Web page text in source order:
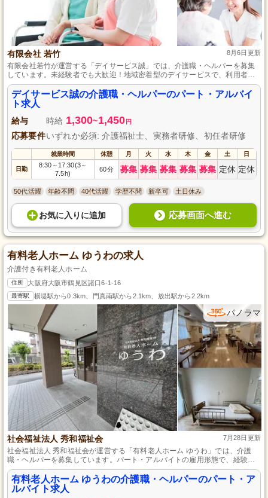
有限会社 若竹 8月6日更新
有限会社若竹が運営する「デイサービス誠」では、介護職・ヘルパーを募集
しています。未経験者でも大歓迎！地域密着型のデイサービスで、利用者様
と温かい交流を持ちながら働けるアットホームな環境です。あなたのやさし
さとサポート精神を活かして、一緒に素敵な時間をつくりましょう。パー
ト・アルバイトの柔軟な働き方が可能です。皆様のご応募をお待ちしており
ます。
デイサービス誠の介護職・ヘルパーのパート・アルバイ
ト求人
給与 時給 1,300~1,450 円
応募要件いずれか必須: 介護福祉士、実務者研修、初任者研修
就業時間 休憩 月 火 水 木 金 土 日
日勤
8:30 ～ 17:30(3～
7.5h)
60分 募集 募集 募集 募集 募集 定休 定休
50代活躍 年齢不問 40代活躍 学歴不問 新卒可 土日休み
お気に入り に追加 応募画面へ進む
有料老人ホーム ゆうわの求人
介護付き有料老人ホーム
住所 大阪府大阪市鶴見区諸口6-1-16
最寄駅 横堤駅から0.3km、門真南駅から2.1km、放出駅から2.2km
パノラマ
社会福祉法人 秀和福祉会 7月28日更新
社会福祉法人 秀和福祉会が運営する「有料老人ホーム ゆうわ」では、介護
職・ヘルパーを募集しています。パート・アルバイトの雇用形態で、経験や
資格がなくても応募可能です。地域に根ざした温かい環境の中、高齢者の
方々の生活を支えるやりがいのある仕事に挑戦してみませんか？皆様のご応
募をお待ちしています。
有料老人ホーム ゆうわの介護職・ヘルパーのパート・ア
ルバイト求人